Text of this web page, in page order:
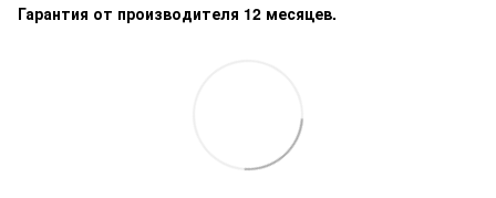
Гарантия от производителя 12 месяцев.